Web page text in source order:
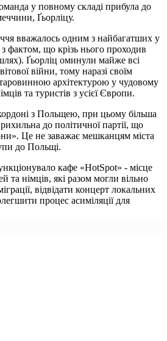
у повному складі прибула до
Ґьорліцу.
вважалось одним з найбагатших у
фактом, що крізь нього проходив
Ґьорліц оминули майже всі
війни, тому наразі своїм
архітектурою у чудовому
та туристів з усієї Європи.
з Польщею, при цьому більша
до політичної партії, що
Це не заважає мешканцям міста
до Польщі.
кафе «HotSpot» - місце
та німців, які разом могли вільно
відвідати концерт локальних
процес асиміляції для